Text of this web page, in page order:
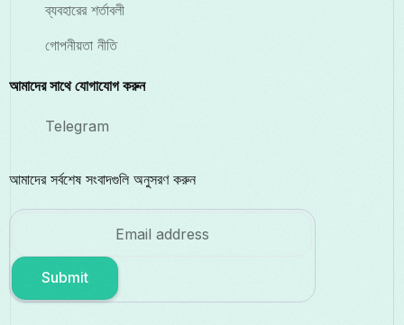
ব্যবহারের শর্তাবলী
গোপনীয়তা নীতি
আমাদের সাথে যোগাযোগ করুন
Telegram
আমাদের সর্বশেষ সংবাদগুলি অনুসরণ করুন
Submit